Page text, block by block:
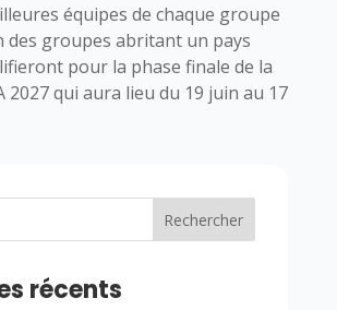
équipes de chaque groupe
des groupes abritant un pays
pour la phase finale de la
2027 qui aura lieu du 19 juin au 17
Rechercher
récents